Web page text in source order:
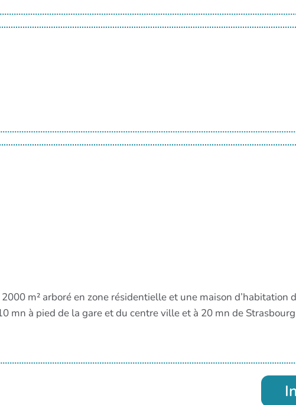
m² arboré en zone résidentielle et une maison d’habitation
mn à pied de la gare et du centre ville et à 20 mn de